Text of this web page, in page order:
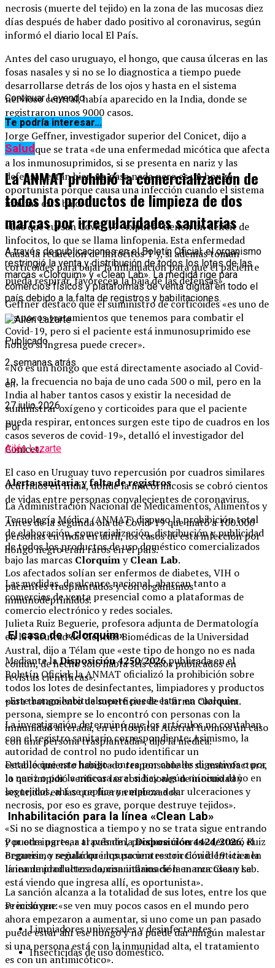
necrosis (muerte del tejido) en la zona de las mucosas diez
días después de haber dado positivo al coronavirus, según
informó el diario local El País.
Antes del caso uruguayo, el hongo, que causa úlceras en las
fosas nasales y si no se lo diagnostica a tiempo puede
desarrollarse detrás de los ojos y hasta en el sistema
nervioso central, había aparecido en la India, donde se
registraron unos 9000 casos.
Jorge Geffner, investigador superior del Conicet, dijo a
Télam que se trata «de una enfermedad micótica que afecta
a los inmunosuprimidos, si se presenta en nariz y las
defensas están bien no pasa nada pero es un hongo
oportunista porque causa una infección cuando el sistema
inmune está bajo».
«Los que cursan Covid-19 -explicó- tienen un déficit de
linfocitos, lo que se llama linfopenia. Esta enfermedad
causa la reducción de linfocitos T y, si además toman
corticoides para bajar la inflamación para que el paciente
pueda respirar, favorecen la baja de las defensas».
Geffner destacó que el suministro de corticoides «es uno de
los pocos tratamientos que tenemos para combatir el
Covid-19, pero si el paciente está inmunosuprimido ese
hongo si ingresa puede crecer».
«No es un hongo que está directamente asociado al Covid-
19, la frecuencia no baja de uno cada 500 o mil, pero en la
India al haber tantos casos y existir la necesidad de
suministrar oxígeno y corticoides para que el paciente
pueda respirar, entonces surgen este tipo de cuadros en los
casos severos de covid-19», detalló el investigador del
Conicet.
El caso en Uruguay tuvo repercusión por cuadros similares
ocurridos en India, donde la mucormicosis se cobró cientos
de vidas entre personas convalecientes de coronavirus.
Antes de la segunda ola de Covid-19 que mató a 100.000
personas en India en abril, los casos de esta infección por
hongo negro eran raros en el país.
Los afectados solían ser enfermos de diabetes, VIH o
pacientes trasplantados y con organismos
inmunodeprimidos.
Julieta Ruiz Beguerie, profesora adjunta de Dermatología
en la Facultad de Ciencias Biomédicas de la Universidad
Austral, dijo a Télam que «este tipo de hongo no es nada
común, de hecho solo había seis casos publicados en
revistas científicas».
«Este hongo habitualmente puede estar en cualquier
persona, siempre se lo encontró con personas con la
inmunidad alterada, en el Hospital Austral tuvimos un caso
con una persona trasplantada», dijo la médica.
Detalló que este hongo «entra por canales digestivos o por
la nariz o por la mucosa oral si hay algún mínimo daño en
los tejidos, ahí se replica y empieza a dar ulceraciones y
necrosis, por eso es grave, porque destruye tejidos».
«Si no se diagnostica a tiempo y no se trata sigue entrando
y puede ingresar al pulmón, produce úlceras» destacó Ruiz
Beguerie, y señaló que los pacientes con Covid-19 «tienen
la inmunidad alterada, con inflamación en mucosas y se
está viendo que ingresa allí, es oportunista».
Precisó que «se ven muy pocos casos en el mundo pero
ahora empezaron a aumentar, si uno come un pan pasado
puede estar ahí ese hongo y no puede dar ningún malestar
si una persona está con la inmunidad alta, el tratamiento
es con un antimicótico».
Continuar Leyendo
Te podría interesar...
Salud
La ANMAT prohibió la comercialización de
todos los productos de limpieza de dos
marcas por irregularidades sanitarias
A través de publicaciones en el Boletín Oficial, el organismo
restringió la venta y distribución de todos los lotes de las
marcas «Clorquim» y «Clean Lab». La medida rige para
comercios físicos y plataformas de venta digital en todo el
país debido a la falta de registros y habilitaciones.
Publicado
2 semanas atrás
en
27 julio 2026
Por
Ailén Lazarte
Alerta sanitaria y falta de registros
La Administración Nacional de Medicamentos, Alimentos y
Tecnología Médica (ANMAT) dispuso la prohibición total
de elaboración, comercialización, distribución y publicidad
de todos los productos de uso doméstico comercializados
bajo las marcas ClorquimyClean Lab.
Las medidas, de alcance nacional, abarcan tanto a
comercios de venta presencial como a plataformas de
comercio electrónico y redes sociales.
El caso de «Clorquim»
Mediante laDisposición 4250/2026publicada en el
Boletín Oficial, la ANMAT oficializó la prohibición sobre
todos los lotes de desinfectantes, limpiadores y productos
para tratamiento de superficies de la firma Clorquim.
La investigación determinó que los artículos no contaban
con el registro sanitario correspondiente. Asimismo, la
autoridad de control no pudo identificar un
establecimiento habilitado responsable de su manufactura,
lo que impidió verificar las condiciones de inocuidad y
seguridad en las que fueron elaborados.
Inhabilitación para la línea «Clean Lab»
Por otra parte, a través de laDisposición 4424/2026, el
organismo regulador impuso una restricción idéntica a la
línea de productos domisanitarios de la marca Clean Lab.
La sanción alcanza a la totalidad de sus lotes, entre los que
se incluyen:
Limpiadores universales y desinfectantes.
Insecticidas de uso doméstico.